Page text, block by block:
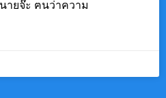
ายจ๊ะ ฅนว่าความ